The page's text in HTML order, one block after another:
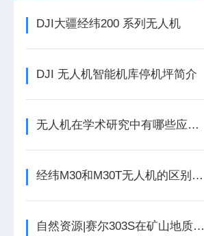
DJI大疆经纬200 系列无人机
DJI 无人机智能机库停机坪简介
无人机在学术研究中有哪些应用和好处？
经纬M30和M30T无人机的区别全面解答
自然资源|赛尔303S在矿山地质环境保护测绘中的应用